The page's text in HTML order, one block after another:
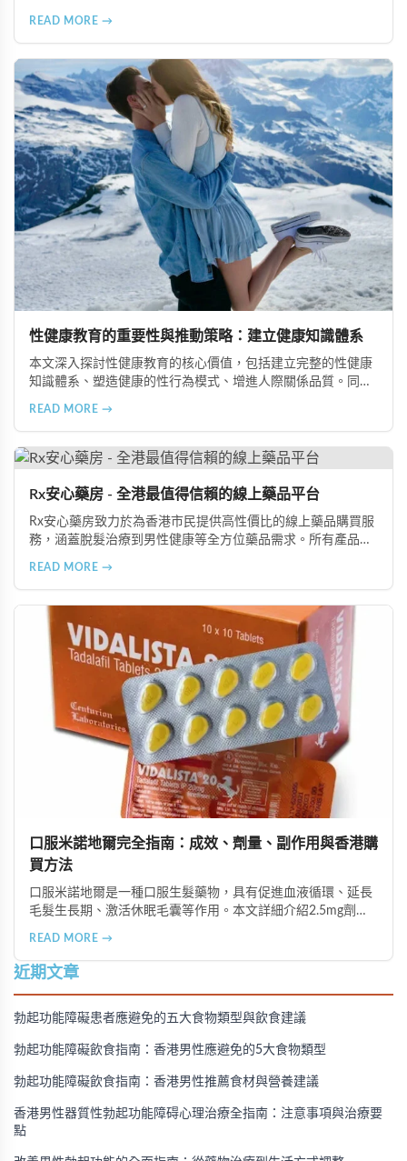
情感連結。
READ MORE →
性健康教育的重要性與推動策略：建立健康知識體系
本文深入探討性健康教育的核心價值，包括建立完整的性健康
知識體系、塑造健康的性行為模式、增進人際關係品質。同時
READ MORE →
Rx安心藥房 - 全港最值得信賴的線上藥品平台
Rx安心藥房致力於為香港市民提供高性價比的線上藥品購買服
務，涵蓋脫髮治療到男性健康等全方位藥品需求。所有產品均
READ MORE →
口服米諾地爾完全指南：成效、劑量、副作用與香港購
買方法
口服米諾地爾是一種口服生髮藥物，具有促進血液循環、延長
毛髮生長期、激活休眠毛囊等作用。本文詳細介紹2.5mg劑量
購買方法，並提供真實用戶經驗分享。
READ MORE →
近期文章
勃起功能障礙患者應避免的五大食物類型與飲食建議
勃起功能障礙飲食指南：香港男性應避免的5大食物類型
勃起功能障礙飲食指南：香港男性推薦食材與營養建議
香港男性器質性勃起功能障碍心理治療全指南：注意事項與治療要
點